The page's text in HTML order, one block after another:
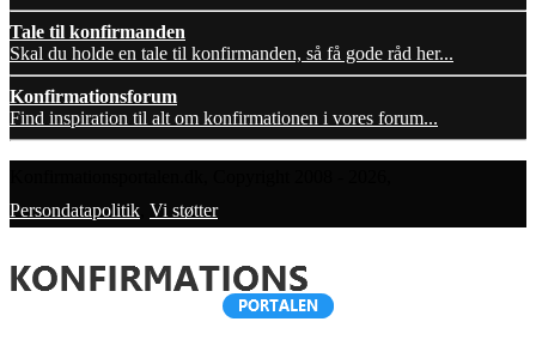
Tale til konfirmanden
Skal du holde en tale til konfirmanden, så få gode råd her...
Konfirmationsforum
Find inspiration til alt om konfirmationen i vores forum...
Persondatapolitik Vi støtter